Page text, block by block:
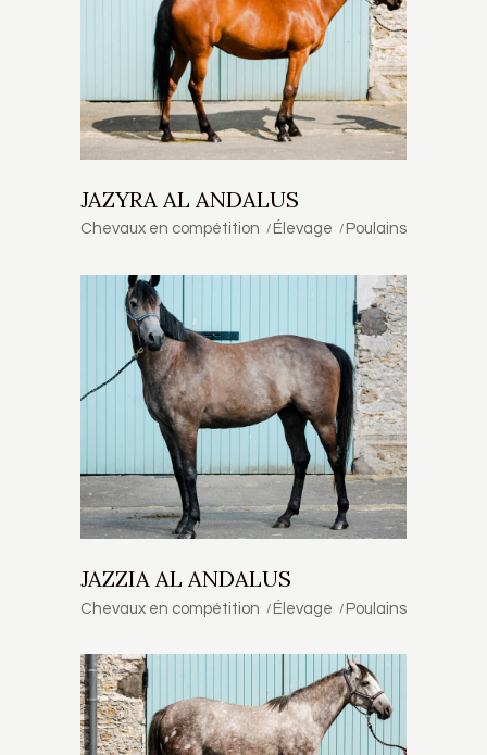
JAZYRA AL ANDALUS
Chevaux en compétition Élevage Poulains
JAZZIA AL ANDALUS
Chevaux en compétition Élevage Poulains